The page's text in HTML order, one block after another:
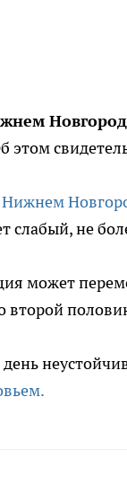
слабый, не
может
день